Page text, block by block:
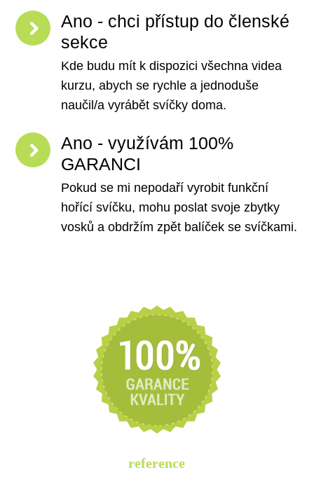
Ano - chci přístup do členské
sekce
Kde budu mít k dispozici všechna videa
kurzu, abych se rychle a jednoduše
naučil/a vyrábět svíčky doma.
Ano - využívám 100%
GARANCI
Pokud se mi nepodaří vyrobit funkční
hořící svíčku, mohu poslat svoje zbytky
vosků a obdržím zpět balíček se svíčkami.
reference